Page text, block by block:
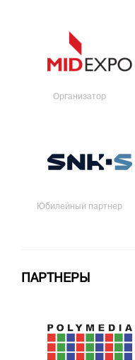
Организатор
Юбилейный партнер
ПАРТНЕРЫ